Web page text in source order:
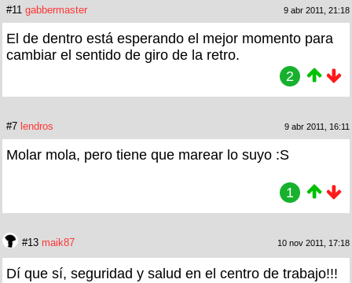
#11 gabbermaster 9 abr 2011, 21:18
El de dentro está esperando el mejor momento para
cambiar el sentido de giro de la retro.
2
#7 lendros 9 abr 2011, 16:11
Molar mola, pero tiene que marear lo suyo :S
1
#13 maik87 10 nov 2011, 17:18
Dí que sí, seguridad y salud en el centro de trabajo!!!